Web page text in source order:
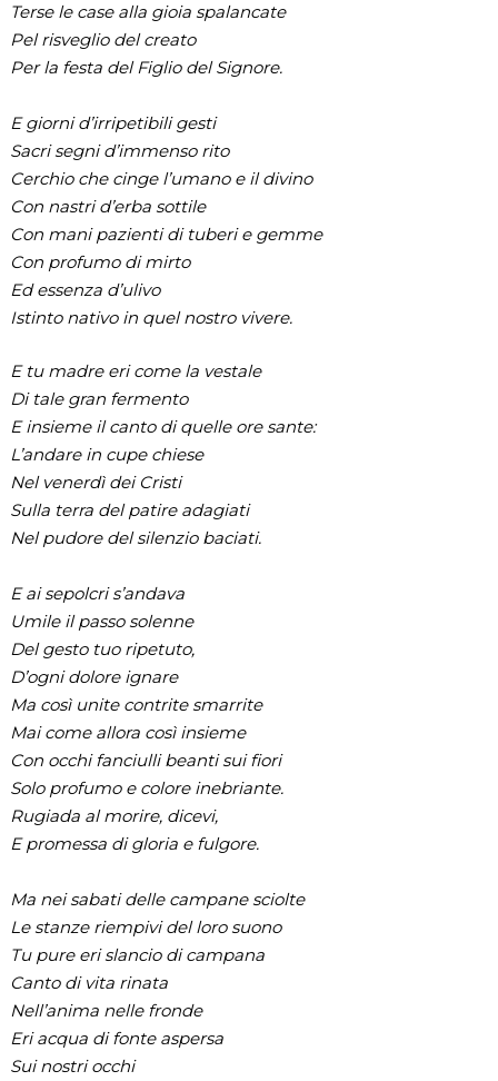
Terse le case alla gioia spalancate
Pel risveglio del creato
Per la festa del Figlio del Signore.
E giorni d’irripetibili gesti
Sacri segni d’immenso rito
Cerchio che cinge l’umano e il divino
Con nastri d’erba sottile
Con mani pazienti di tuberi e gemme
Con profumo di mirto
Ed essenza d’ulivo
Istinto nativo in quel nostro vivere.
E tu madre eri come la vestale
Di tale gran fermento
E insieme il canto di quelle ore sante:
L’andare in cupe chiese
Nel venerdì dei Cristi
Sulla terra del patire adagiati
Nel pudore del silenzio baciati.
E ai sepolcri s’andava
Umile il passo solenne
Del gesto tuo ripetuto,
D’ogni dolore ignare
Ma così unite contrite smarrite
Mai come allora così insieme
Con occhi fanciulli beanti sui fiori
Solo profumo e colore inebriante.
Rugiada al morire, dicevi,
E promessa di gloria e fulgore.
Ma nei sabati delle campane sciolte
Le stanze riempivi del loro suono
Tu pure eri slancio di campana
Canto di vita rinata
Nell’anima nelle fronde
Eri acqua di fonte aspersa
Sui nostri occhi